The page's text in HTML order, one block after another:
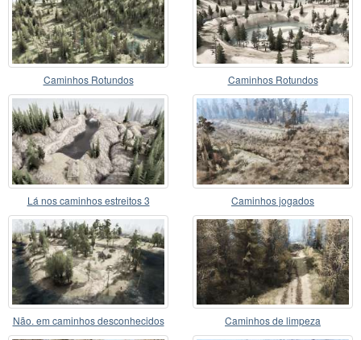
Caminhos Rotundos Caminhos Rotundos
Lá nos caminhos estreitos 3 Caminhos jogados
Não. em caminhos desconhecidos Caminhos de limpeza